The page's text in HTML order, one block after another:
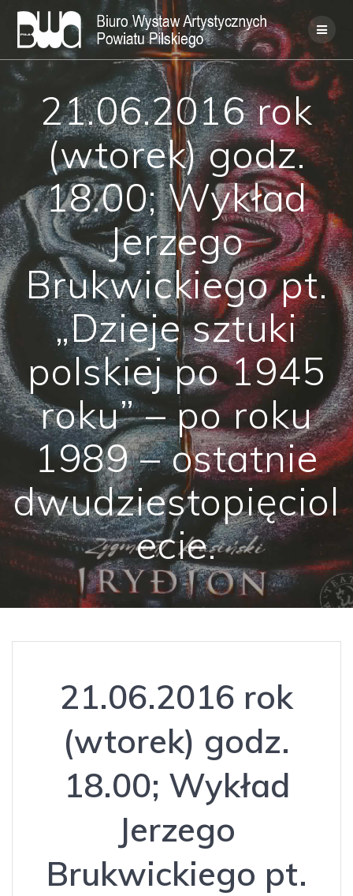
Skip
to
content
21.06.2016 rok
(wtorek) godz.
18.00; Wykład
Jerzego
Brukwickiego pt.
„Dzieje sztuki
polskiej po 1945
roku” – po roku
1989 – ostatnie
dwudziestopięciol
ecie.
21.06.2016 rok
(wtorek) godz.
18.00; Wykład
Jerzego
Brukwickiego pt.